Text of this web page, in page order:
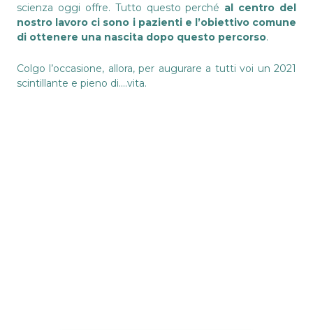
scienza oggi offre. Tutto questo perché al centro del
nostro lavoro ci sono i pazienti e l’obiettivo comune
di ottenere una nascita dopo questo percorso.
Colgo l’occasione, allora, per augurare a tutti voi un 2021
scintillante e pieno di….vita.